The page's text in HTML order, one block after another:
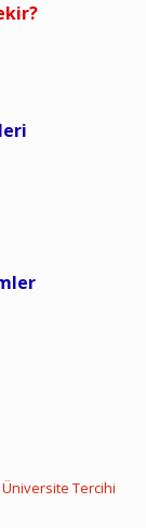
Üniversite Tercihi